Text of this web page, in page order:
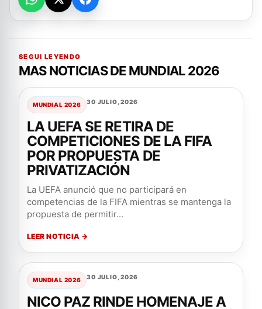
SEGUI LEYENDO
MAS NOTICIAS DE MUNDIAL 2026
MUNDIAL 2026 30 JULIO, 2026
LA UEFA SE RETIRA DE
COMPETICIONES DE LA FIFA
POR PROPUESTA DE
PRIVATIZACIÓN
La UEFA anunció que no participará en
competencias de la FIFA mientras se mantenga la
propuesta de permitir...
LEER NOTICIA →
MUNDIAL 2026 30 JULIO, 2026
NICO PAZ RINDE HOMENAJE A